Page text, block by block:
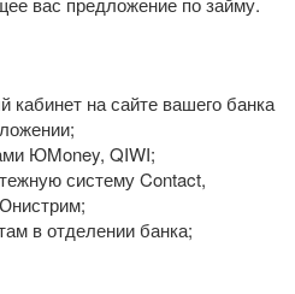
кабинет на сайте вашего банка
ЮMoney, QIWI;
систему Contact,
в отделении банка;